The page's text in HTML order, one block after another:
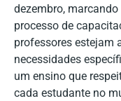
dezembro,
processo de
professores estejam
necessidades
um ensino que
cada estudante no